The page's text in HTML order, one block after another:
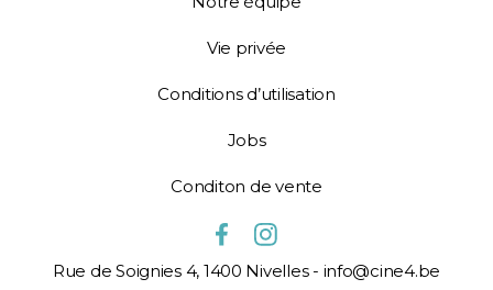
Vie privée
Conditions d’utilisation
Jobs
Conditon de vente
Rue de Soignies 4, 1400 Nivelles - info@cine4.be